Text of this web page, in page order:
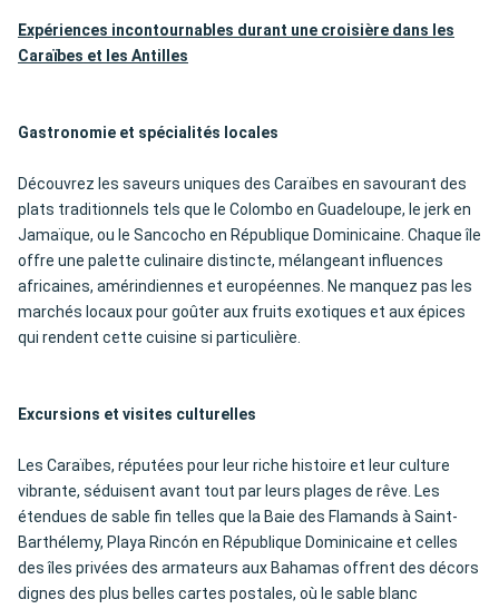
Expériences incontournables durant une croisière dans les
Caraïbes et les Antilles
Gastronomie et spécialités locales
Découvrez les saveurs uniques des Caraïbes en savourant des
plats traditionnels tels que le Colombo en Guadeloupe, le jerk en
Jamaïque, ou le Sancocho en République Dominicaine. Chaque île
offre une palette culinaire distincte, mélangeant influences
africaines, amérindiennes et européennes. Ne manquez pas les
marchés locaux pour goûter aux fruits exotiques et aux épices
qui rendent cette cuisine si particulière.
Excursions et visites culturelles
Les Caraïbes, réputées pour leur riche histoire et leur culture
vibrante, séduisent avant tout par leurs plages de rêve. Les
étendues de sable fin telles que la Baie des Flamands à Saint-
Barthélemy, Playa Rincón en République Dominicaine et celles
des îles privées des armateurs aux Bahamas offrent des décors
dignes des plus belles cartes postales, où le sable blanc